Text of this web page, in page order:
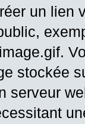
un lien
stockée
serveur